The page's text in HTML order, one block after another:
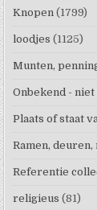
Knopen (1799)
loodjes (1125)
Munten,
Onbekend -
Plaats of staat
Ramen,
Referentie
religieus (81)